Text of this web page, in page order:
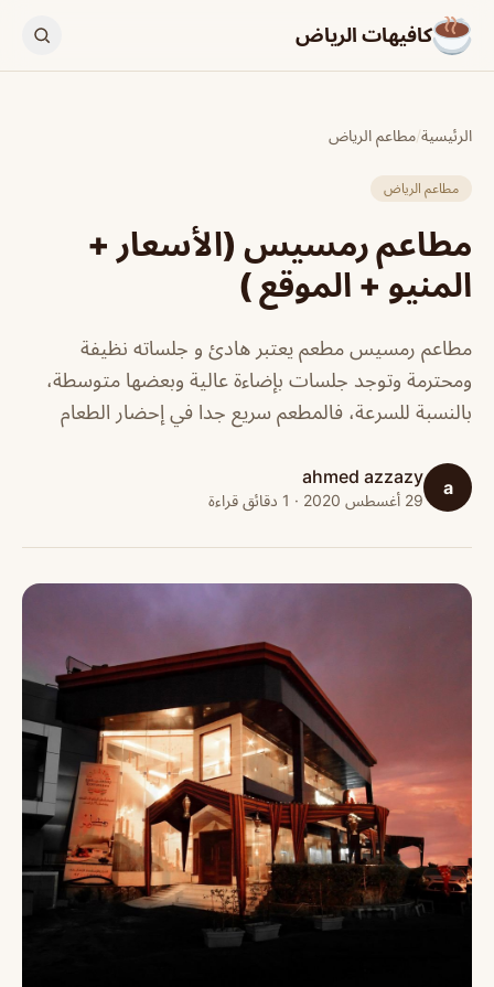
كافيهات الرياض
الرئيسية/مطاعم الرياض
مطاعم الرياض
مطاعم رمسيس (الأسعار +
المنيو + الموقع )
مطاعم رمسيس مطعم يعتبر هادئ و جلساته نظيفة
ومحترمة وتوجد جلسات بإضاءة عالية وبعضها متوسطة،
بالنسبة للسرعة، فالمطعم سريع جدا في إحضار الطعام
a
ahmed azzazy
29 أغسطس 2020 · 1 دقائق قراءة